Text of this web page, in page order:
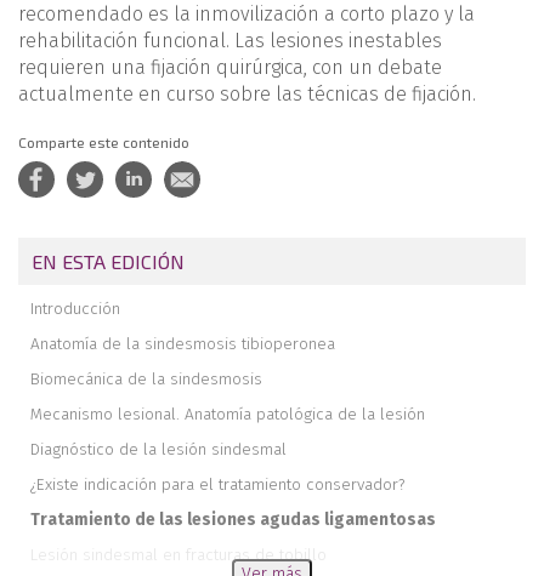
recomendado es la inmovilización a corto plazo y la
rehabilitación funcional. Las lesiones inestables
requieren una fijación quirúrgica, con un debate
actualmente en curso sobre las técnicas de fijación.
Comparte este contenido
EN ESTA EDICIÓN
Introducción
Anatomía de la sindesmosis tibioperonea
Biomecánica de la sindesmosis
Mecanismo lesional. Anatomía patológica de la lesión
Diagnóstico de la lesión sindesmal
¿Existe indicación para el tratamiento conservador?
Tratamiento de las lesiones agudas ligamentosas
Lesión sindesmal en fracturas de tobillo